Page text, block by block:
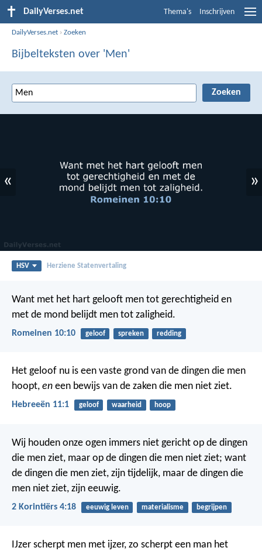
DailyVerses.net Thema's Inschrijven
DailyVerses.net ›Zoeken
Bijbelteksten over 'Men'
« »
HSV Herziene Statenvertaling
Want met het hart gelooft men tot gerechtigheid en
met de mond belijdt men tot zaligheid.
Romeinen 10:10 geloof spreken redding
Het geloof nu is een vaste grond van de dingen die men
hoopt, en een bewijs van de zaken die men niet ziet.
Hebreeën 11:1 geloof waarheid hoop
Wij houden onze ogen immers niet gericht op de dingen
die men ziet, maar op de dingen die men niet ziet; want
de dingen die men ziet, zijn tijdelijk, maar de dingen die
men niet ziet, zijn eeuwig.
2 Korintiërs 4:18 eeuwig leven materialisme begrijpen
IJzer scherpt men met ijzer, zo scherpt een man het